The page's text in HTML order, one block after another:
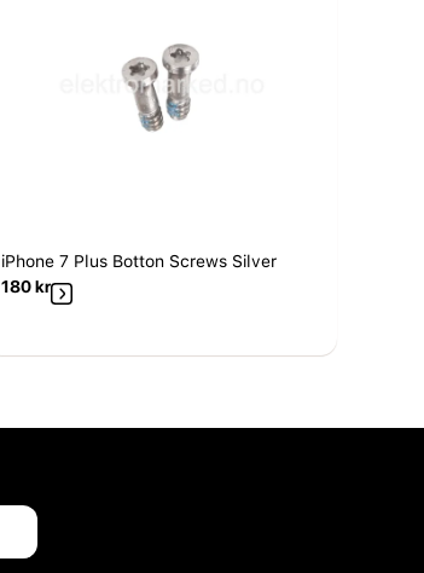
iPhone 7 Plus Botton Screws Silver
180kr